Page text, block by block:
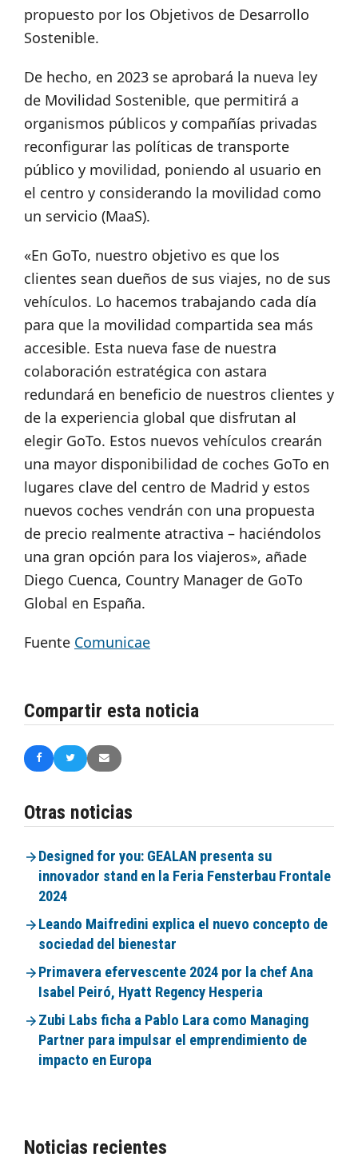
propuesto por los Objetivos de Desarrollo
Sostenible.
De hecho, en 2023 se aprobará la nueva ley
de Movilidad Sostenible, que permitirá a
organismos públicos y compañías privadas
reconfigurar las políticas de transporte
público y movilidad, poniendo al usuario en
el centro y considerando la movilidad como
un servicio (MaaS).
«En GoTo, nuestro objetivo es que los
clientes sean dueños de sus viajes, no de sus
vehículos. Lo hacemos trabajando cada día
para que la movilidad compartida sea más
accesible. Esta nueva fase de nuestra
colaboración estratégica con astara
redundará en beneficio de nuestros clientes y
de la experiencia global que disfrutan al
elegir GoTo. Estos nuevos vehículos crearán
una mayor disponibilidad de coches GoTo en
lugares clave del centro de Madrid y estos
nuevos coches vendrán con una propuesta
de precio realmente atractiva – haciéndolos
una gran opción para los viajeros», añade
Diego Cuenca, Country Manager de GoTo
Global en España.
Fuente Comunicae
Compartir esta noticia
Otras noticias
Designed for you: GEALAN presenta su
innovador stand en la Feria Fensterbau Frontale
2024
Leando Maifredini explica el nuevo concepto de
sociedad del bienestar
Primavera efervescente 2024 por la chef Ana
Isabel Peiró, Hyatt Regency Hesperia
Zubi Labs ficha a Pablo Lara como Managing
Partner para impulsar el emprendimiento de
impacto en Europa
Noticias recientes